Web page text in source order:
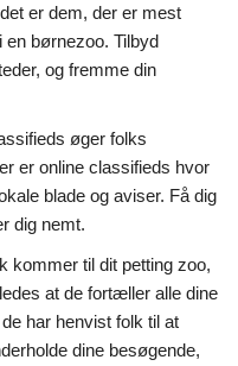
er dem, der er mest
børnezoo. Tilbyd
og fremme din
øger folks
er online classifieds hvor
blade og aviser. Få dig
dig nemt.
kommer til dit petting zoo,
at de fortæller alle dine
har henvist folk til at
dine besøgende,